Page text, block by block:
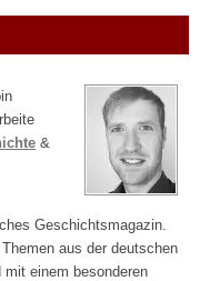
&
Geschichtsmagazin.
aus der deutschen
mit einem besonderen